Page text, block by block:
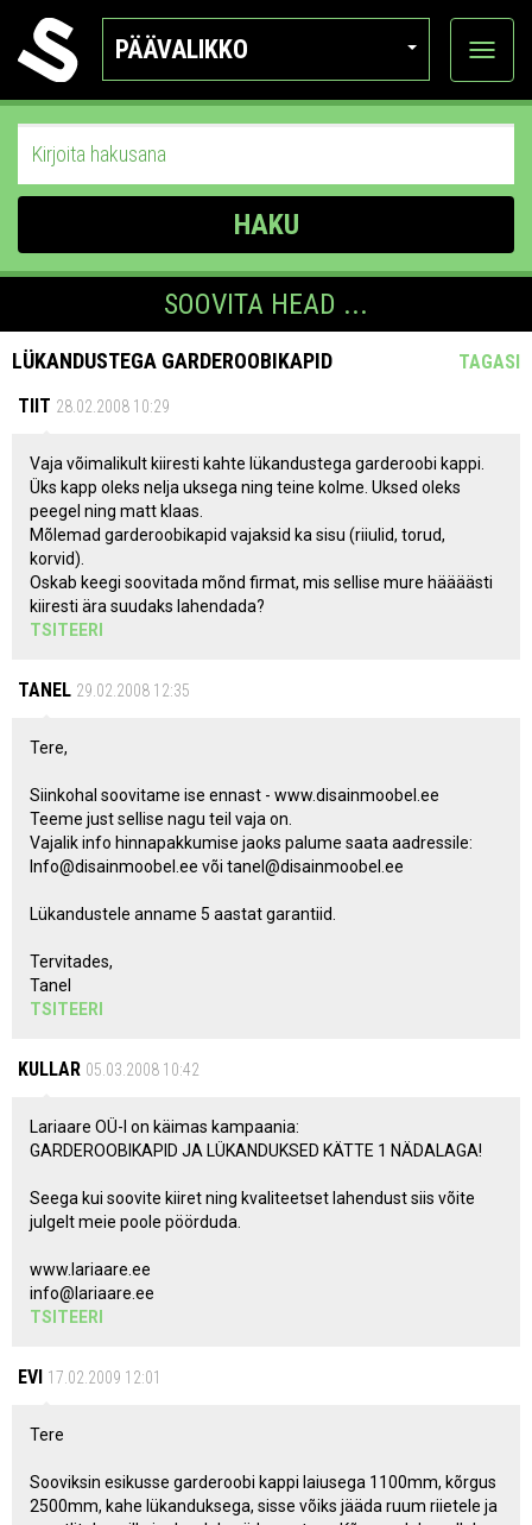
PÄÄVALIKKO
Näytä
HAKU
SOOVITA HEAD ...
LÜKANDUSTEGA GARDEROOBIKAPID
TAGASI
TIIT 28.02.2008 10:29
Vaja võimalikult kiiresti kahte lükandustega garderoobi kappi.
Üks kapp oleks nelja uksega ning teine kolme. Uksed oleks
peegel ning matt klaas.
Mõlemad garderoobikapid vajaksid ka sisu (riiulid, torud,
korvid).
Oskab keegi soovitada mõnd firmat, mis sellise mure häääästi
kiiresti ära suudaks lahendada?
TSITEERI
TANEL 29.02.2008 12:35
Tere,
Siinkohal soovitame ise ennast - www.disainmoobel.ee
Teeme just sellise nagu teil vaja on.
Vajalik info hinnapakkumise jaoks palume saata aadressile:
Info@disainmoobel.ee või tanel@disainmoobel.ee
Lükandustele anname 5 aastat garantiid.
Tervitades,
Tanel
TSITEERI
KULLAR 05.03.2008 10:42
Lariaare OÜ-l on käimas kampaania:
GARDEROOBIKAPID JA LÜKANDUKSED KÄTTE 1 NÄDALAGA!
Seega kui soovite kiiret ning kvaliteetset lahendust siis võite
julgelt meie poole pöörduda.
www.lariaare.ee
info@lariaare.ee
TSITEERI
EVI 17.02.2009 12:01
Tere
Sooviksin esikusse garderoobi kappi laiusega 1100mm, kõrgus
2500mm, kahe lükanduksega, sisse võiks jääda ruum riietele ja